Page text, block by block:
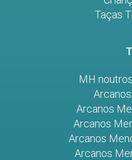
Taças
MH
Arcanos
Arcanos
Arcanos
Arcanos